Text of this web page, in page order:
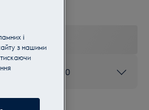
0 800 50 80 20
і
з нашими